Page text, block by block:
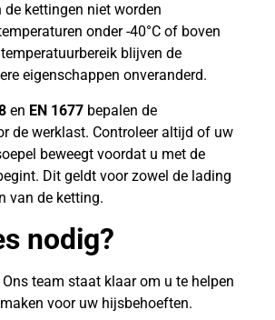
de kettingen niet worden
onder -40°C of boven
blijven de
eigenschappen onveranderd.
en EN 1677 bepalen de
de werklast. Controleer altijd of uw
beweegt voordat u met de
Dit geldt voor zowel de lading
van de ketting.
nodig?
team staat klaar om u te helpen
voor uw hijsbehoeften.